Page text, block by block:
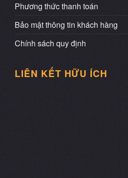
Phương thức thanh toán
Bảo mật thông tin khách hàng
Chính sách quy định
LIÊN KẾT HỮU ÍCH